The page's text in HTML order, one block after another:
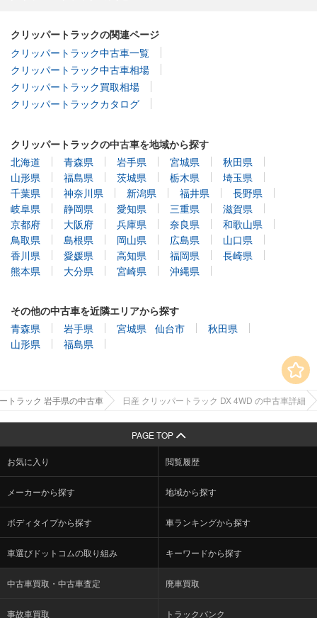
クリッパートラックの関連ページ
クリッパートラック中古車一覧
クリッパートラック中古車相場
クリッパートラック買取相場
クリッパートラックカタログ
クリッパートラックの中古車を地域から探す
北海道
青森県 岩手県 宮城県
秋田県
山形県
福島県 茨城県 栃木県
埼玉県
千葉県
神奈川県 新潟県 福井県
長野県
岐阜県
静岡県 愛知県 三重県
滋賀県
京都府
大阪府 兵庫県 奈良県
和歌山県
鳥取県
島根県 岡山県 広島県
山口県
香川県
愛媛県 高知県 福岡県
長崎県
熊本県
大分県 宮崎県 沖縄県
その他の中古車を近隣エリアから探す
青森県
岩手県 宮城県 仙台市
秋田県
山形県
福島県
トラック 岩手県の中古車 日産 クリッパートラック DX 4WD の中古車詳細
PAGE TOP
お気に入り 閲覧履歴
メーカーから探す 地域から探す
ボディタイプから探す 車ランキングから探す
車選びドットコムの取り組み キーワードから探す
中古車買取・中古車査定 廃車買取
事故車買取 トラックバンク